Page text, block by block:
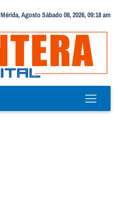
Mérida, Agosto Sábado 08, 2026, 09:18 am